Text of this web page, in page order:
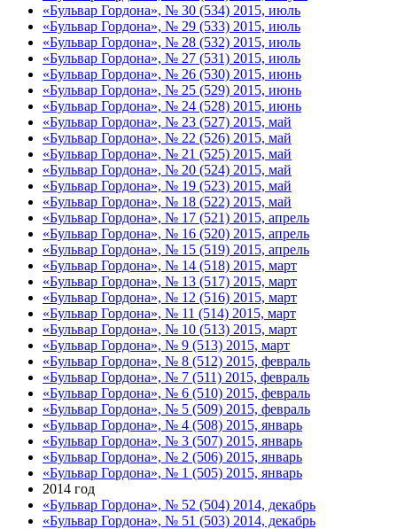
«Бульвар Гордона», № 30 (534) 2015, июль
«Бульвар Гордона», № 29 (533) 2015, июль
«Бульвар Гордона», № 28 (532) 2015, июль
«Бульвар Гордона», № 27 (531) 2015, июль
«Бульвар Гордона», № 26 (530) 2015, июнь
«Бульвар Гордона», № 25 (529) 2015, июнь
«Бульвар Гордона», № 24 (528) 2015, июнь
«Бульвар Гордона», № 23 (527) 2015, май
«Бульвар Гордона», № 22 (526) 2015, май
«Бульвар Гордона», № 21 (525) 2015, май
«Бульвар Гордона», № 20 (524) 2015, май
«Бульвар Гордона», № 19 (523) 2015, май
«Бульвар Гордона», № 18 (522) 2015, май
«Бульвар Гордона», № 17 (521) 2015, апрель
«Бульвар Гордона», № 16 (520) 2015, апрель
«Бульвар Гордона», № 15 (519) 2015, апрель
«Бульвар Гордона», № 14 (518) 2015, март
«Бульвар Гордона», № 13 (517) 2015, март
«Бульвар Гордона», № 12 (516) 2015, март
«Бульвар Гордона», № 11 (514) 2015, март
«Бульвар Гордона», № 10 (513) 2015, март
«Бульвар Гордона», № 9 (513) 2015, март
«Бульвар Гордона», № 8 (512) 2015, февраль
«Бульвар Гордона», № 7 (511) 2015, февраль
«Бульвар Гордона», № 6 (510) 2015, февраль
«Бульвар Гордона», № 5 (509) 2015, февраль
«Бульвар Гордона», № 4 (508) 2015, январь
«Бульвар Гордона», № 3 (507) 2015, январь
«Бульвар Гордона», № 2 (506) 2015, январь
«Бульвар Гордона», № 1 (505) 2015, январь
2014 год
«Бульвар Гордона», № 52 (504) 2014, декабрь
«Бульвар Гордона», № 51 (503) 2014, декабрь